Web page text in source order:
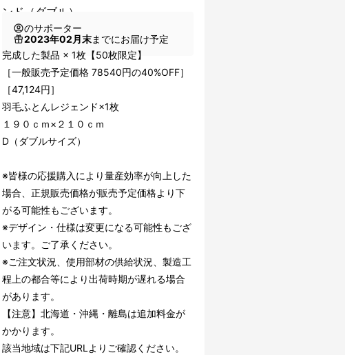
ンド（ダブル）
のサポーター
2023年02月末までにお届け予定
完成した製品 × 1枚【50枚限定】
［一般販売予定価格 78540円の40%OFF］
［47,124円］
羽毛ふとんレジェンド×1枚
１９０ｃｍ×２１０ｃｍ
D（ダブルサイズ）
※皆様の応援購入により量産効率が向上した
場合、正規販売価格が販売予定価格より下
がる可能性もございます。
※デザイン・仕様は変更になる可能性もござ
います。ご了承ください。
※ご注文状況、使用部材の供給状況、製造工
程上の都合等により出荷時期が遅れる場合
があります。
【注意】北海道・沖縄・離島は追加料金が
かかります。
該当地域は下記URLよりご確認ください。